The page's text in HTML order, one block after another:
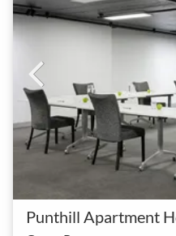
Punthill Apartment